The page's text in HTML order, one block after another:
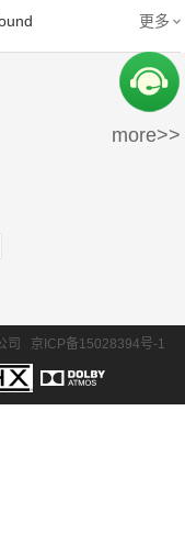
更多
more>>
司 京ICP备15028394号-1